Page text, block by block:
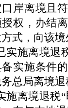
岸离境且
权，办结
式，向该
实施离境退
备实施条件
总局离境
施离境退税